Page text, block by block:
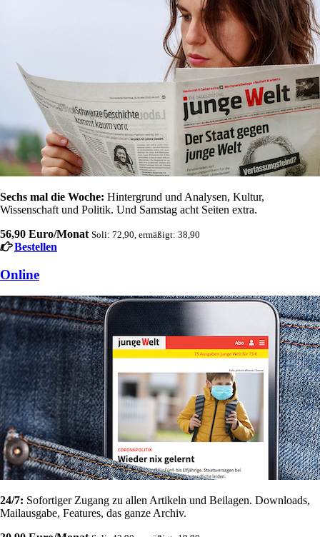
Sechs mal die Woche: Hintergrund und Analysen, Kultur,
Wissenschaft und Politik. Und Samstag acht Seiten extra.
56,90 Euro/Monat Soli: 72,90, ermäßigt: 38,90
Bestellen
Online
24/7: Sofortiger Zugang zu allen Artikeln und Beilagen. Downloads,
Mailausgabe, Features, das ganze Archiv.